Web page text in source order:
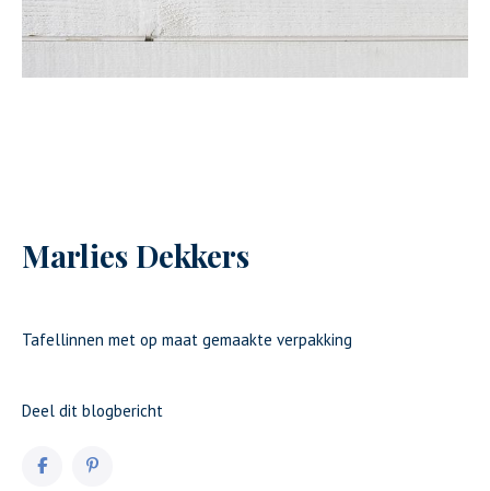
Marlies Dekkers
Tafellinnen met op maat gemaakte verpakking
Deel dit blogbericht